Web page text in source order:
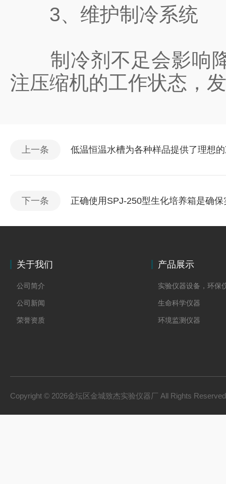
3、维护制冷系统
制冷剂不足会影响降
注压缩机的工作状态，
上一条 低温恒温水槽为各种样品提供了理想
下一条 正确使用SPJ-250型生化培养箱是确
关于我们
公司简介
公司新闻
荣誉资质
产品展示
实验仪器设备，环保
生命科学仪器
环境监测仪器
Copyright © 2026金坛区金城致杰实验仪器厂 All Rights